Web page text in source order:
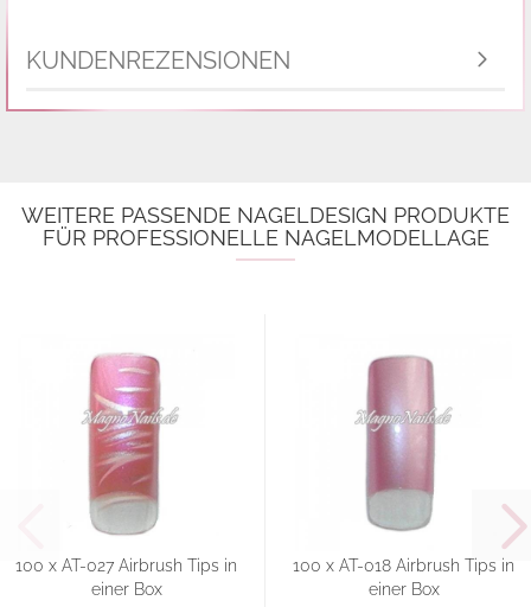
KUNDENREZENSIONEN
WEITERE PASSENDE NAGELDESIGN PRODUKTE
FÜR PROFESSIONELLE NAGELMODELLAGE
100 x AT-027 Airbrush Tips in
einer Box
100 x AT-018 Airbrush Tips in
einer Box